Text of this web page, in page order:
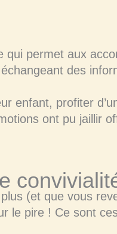
permet aux
des
enfant, profiter
ont pu jaillir
(et que vous
le pire ! Ce sont